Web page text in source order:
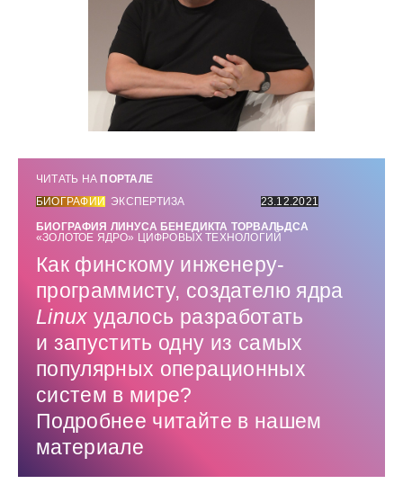
ЧИТАТЬ НА ПОРТАЛЕ
БИОГРАФИИ
ЭКСПЕРТИЗА
23.12.2021
БИОГРАФИЯ ЛИНУСА БЕНЕДИКТА ТОРВАЛЬДСА
«ЗОЛОТОЕ ЯДРО» ЦИФРОВЫХ ТЕХНОЛОГИЙ
Как финскому инженеру-
программисту, создателю ядра
Linuxудалось разработать
и запустить одну из самых
популярных операционных
систем в мире?
Подробнее читайте в нашем
материале